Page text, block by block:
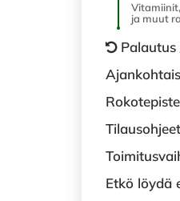
ja muut
Rokotepiste
Tilausohjeet
Etkö löydä